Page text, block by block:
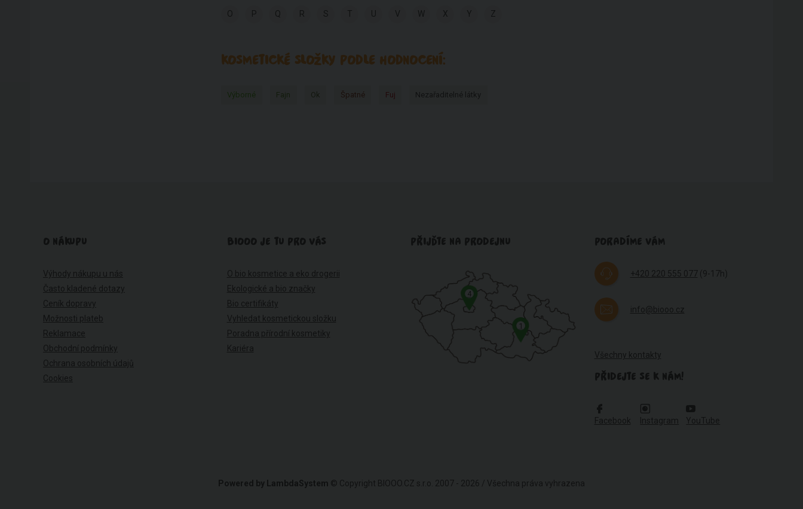
O P Q R S T U V W X Y Z
KOSMETICKÉ SLOŽKY PODLE HODNOCENÍ:
Výborné Fajn Ok Špatné Fuj Nezařaditelné látky
O NÁKUPU
Výhody nákupu u nás
Často kladené dotazy
Ceník dopravy
Možnosti plateb
Reklamace
Obchodní podmínky
Ochrana osobních údajů
Cookies
BIOOO JE TU PRO VÁS
O bio kosmetice a eko drogerii
Ekologické a bio značky
Bio certifikáty
Vyhledat kosmetickou složku
Poradna přírodní kosmetiky
Kariéra
PŘIJĎTE NA PRODEJNU
1
4
PORADÍME VÁM
+420 220 555 077(9-17h)
info@biooo.cz
Všechny kontakty
PŘIDEJTE SE K NÁM!
Facebook Instagram YouTube
Powered by LambdaSystem © Copyright BIOOO.CZ s.r.o. 2007 - 2026 / Všechna práva vyhrazena